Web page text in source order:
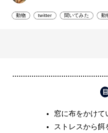
動物 twitter 聞いてみた 動
窓に布をかけて
ストレスから餌